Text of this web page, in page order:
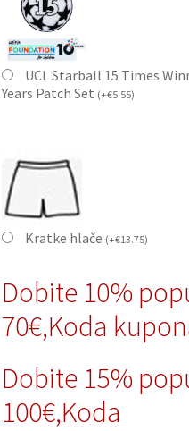
UCL Starball 15 Times
Years Patch Set (+€5.55)
Kratke hlače (+€13.75)
Dobite 10%
70€,Koda
Dobite 15%
100€,Koda